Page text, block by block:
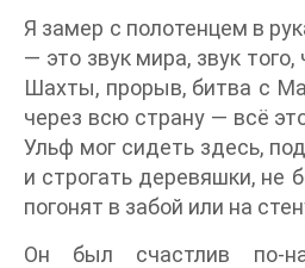
Я замер с полотенцем в
— это звук мира, звук
Шахты, прорыв, битва с
через всю страну — всё
Ульф мог сидеть здесь,
и строгать деревяшки, не
погонят в забой или на
Он был счастлив по-